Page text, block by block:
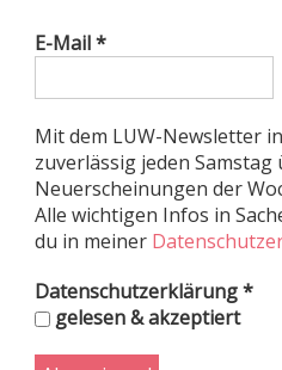
E-Mail*
Mit dem LUW-Newsletter
zuverlässig jeden Samstag
Neuerscheinungen der
Alle wichtigen Infos in
du in meiner
Datenschutzerklärung*
gelesen & akzeptiert